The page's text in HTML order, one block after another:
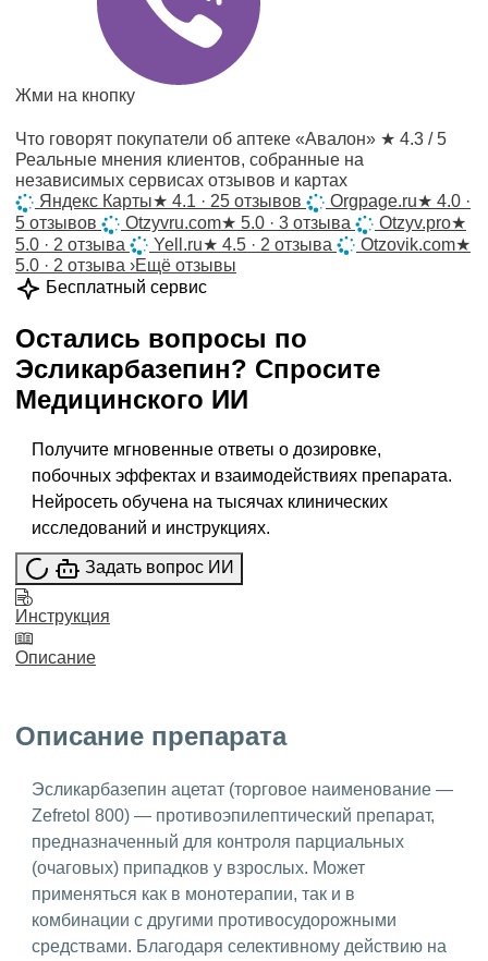
Жми на кнопку
Что говорят покупатели об аптеке «Авалон» ★ 4.3 / 5
Реальные мнения клиентов, собранные на
независимых сервисах отзывов и картах
Яндекс Карты★ 4.1 · 25 отзывов Orgpage.ru★ 4.0 ·
5 отзывов
Otzyvru.com★ 5.0 · 3 отзыва Otzyv.pro★
5.0 · 2 отзыва
Yell.ru★ 4.5 · 2 отзыва Otzovik.com★
5.0 · 2 отзыва ›Ещё отзывы
Бесплатный сервис
Остались вопросы по
Эсликарбазепин? Спросите
Медицинского ИИ
Получите мгновенные ответы о дозировке,
побочных эффектах и взаимодействиях препарата.
Нейросеть обучена на тысячах клинических
исследований и инструкциях.
Задать вопрос ИИ
Инструкция
Описание
Описание препарата
Эсликарбазепин ацетат (торговое наименование —
Zefretol 800) — противоэпилептический препарат,
предназначенный для контроля парциальных
(очаговых) припадков у взрослых. Может
применяться как в монотерапии, так и в
комбинации с другими противосудорожными
средствами. Благодаря селективному действию на